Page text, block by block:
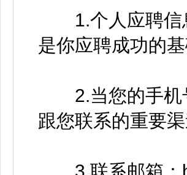
1.个人应聘信
是你应聘成功的基
2.当您的手机
跟您联系的重要渠